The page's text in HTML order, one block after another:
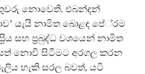
නොවෙති. එබන්දන්
යැයි නාමිත බොළඳ පේ‍්‍රම
සහ ප‍්‍රබුද්ධ වශයෙන් නාමිත
නොවී සිටීමට අරගල කරන
හැකි සරල බවත්, යටි